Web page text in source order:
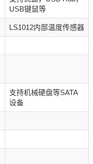
USB键鼠等
LS1012内部温度传感器
支持机械硬盘等SATA
设备